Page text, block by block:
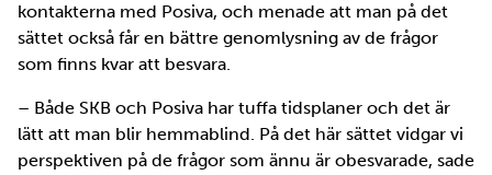
kontakterna med Posiva, och menade att man på det
sättet också får en bättre genomlysning av de frågor
som finns kvar att besvara.
– Både SKB och Posiva har tuffa tidsplaner och det är
lätt att man blir hemmablind. På det här sättet vidgar vi
perspektiven på de frågor som ännu är obesvarade, sade